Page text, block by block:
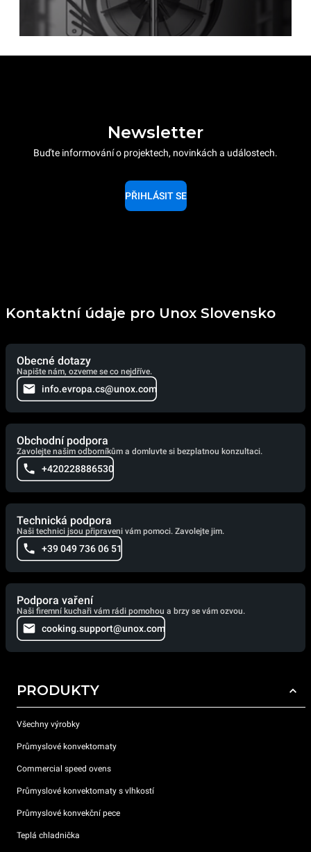
Newsletter
Buďte informování o projektech, novinkách a událostech.
PŘIHLÁSIT SE
Kontaktní údaje pro Unox Slovensko
Obecné dotazy
Napište nám, ozveme se co nejdříve.
info.evropa.cs@unox.com
Obchodní podpora
Zavolejte našim odborníkům a domluvte si bezplatnou konzultaci.
+420228886530
Technická podpora
Naši technici jsou připraveni vám pomoci. Zavolejte jim.
+39 049 736 06 51
Podpora vaření
Naši firemní kuchaři vám rádi pomohou a brzy se vám ozvou.
cooking.support@unox.com
PRODUKTY
Všechny výrobky
Průmyslové konvektomaty
Commercial speed ovens
Průmyslové konvektomaty s vlhkostí
Průmyslové konvekční pece
Teplá chladnička